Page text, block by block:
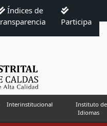
Índices de
Participa
Interinstitucional
Instituto de
Idiomas